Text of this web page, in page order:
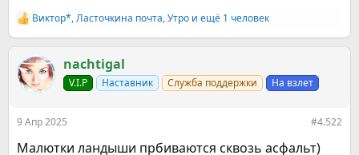
Р
е
к
ц
и
Виктор*,Ласточкина почта,Утро и ещё 1 человек
nachtigal
V.I.P Наставник Служба поддержки На взлет
9 Апр 2025 #4.522
Малютки ландыши прбиваются сквозь асфальт)